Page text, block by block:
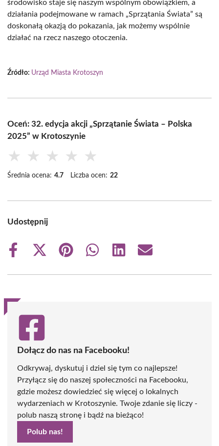
środowisko staje się naszym wspólnym obowiązkiem, a
działania podejmowane w ramach „Sprzątania Świata” są
doskonałą okazją do pokazania, jak możemy wspólnie
działać na rzecz naszego otoczenia.
Źródło: Urząd Miasta Krotoszyn
Oceń: 32. edycja akcji „Sprzątanie Świata – Polska
2025” w Krotoszynie
★ ★ ★ ★ ★
Średnia ocena: 4.7 Liczba ocen: 22
Udostępnij
Share
Share
(Twitter)
Share
Share
Share
Share
Dołącz do nas na Facebooku!
Odkrywaj, dyskutuj i dziel się tym co najlepsze!
Przyłącz się do naszej społeczności na Facebooku,
gdzie możesz dowiedzieć się więcej o lokalnych
wydarzeniach w Krotoszynie. Twoje zdanie się liczy -
polub naszą stronę i bądź na bieżąco!
Polub nas!